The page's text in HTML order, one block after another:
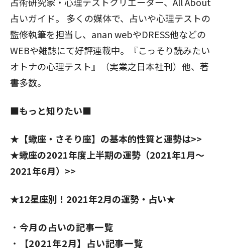
占いガイド。 多くの媒体で、占いや心理テストの
監修執筆を担当し、anan webやDRESS他などの
WEBや雑誌にて好評連載中。『こっそり読みたい
オトナの心理テスト』（実業之日本社刊）他、著
書多数。
■もっと知りたい■
★【蠍座・さそり座】の基本的性質と運勢は>>
★蠍座の2021年度上半期の運勢（2021年1月～
2021年6月）>>
★12星座別！2021年2月の運勢・占い★
今月の占いの記事一覧
【2021年2月】占い記事一覧